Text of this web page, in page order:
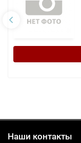
Наши контакты